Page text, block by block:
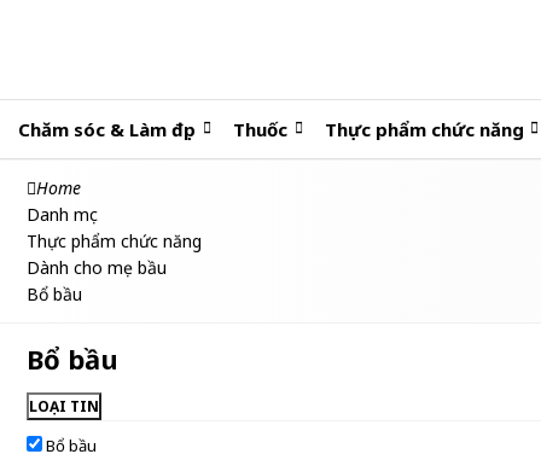
Chăm sóc & Làm đẹp Thuốc Thực phẩm chức năng
Home
Danh mục
Thực phẩm chức năng
Dành cho mẹ bầu
Bổ bầu
Bổ bầu
LOẠI TIN
Bổ bầu